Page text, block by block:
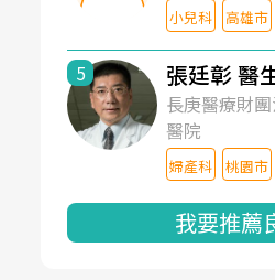
小兒科 高雄市
5 張廷彰 醫
長庚醫療財
醫院
婦產科 桃園市
我要推薦